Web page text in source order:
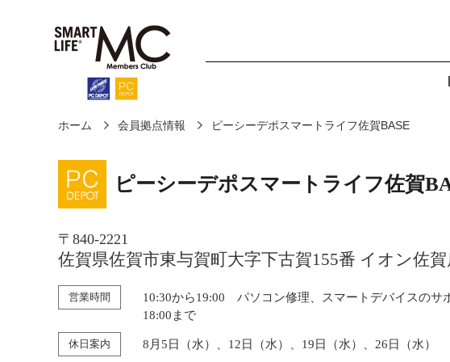
ホーム 診断・修理 for MembersClub
ホーム 会員拠点情報 ピーシーデポスマートライフ佐賀BASE
ピーシーデポスマートライフ佐賀
〒840-2221
佐賀県佐賀市東与賀町大字下古賀155番 イオン佐賀
営業時間
10:30から19:00 パソコン修理、スマートデバイスのサ
18:00まで
休日案内 8月5日（水）、12日（水）、19日（水）、26日（水）